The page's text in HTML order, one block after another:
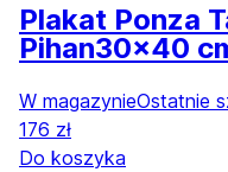
Plakat Ponza
Pihan30x40
W magazynieOstatnie
176 zł
Do koszyka